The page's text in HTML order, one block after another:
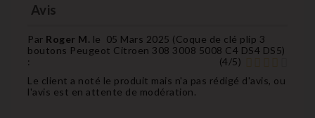
Avis
Par Roger M. le 05 Mars 2025 (Coque de clé plip 3
boutons Peugeot Citroen 308 3008 5008 C4 DS4 DS5)
:
(4/5)
Le client a noté le produit mais n'a pas rédigé d'avis, ou
l'avis est en attente de modération.